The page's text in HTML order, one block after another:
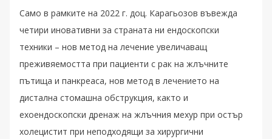
Само в рамките на 2022 г. доц. Карагьозов въвежда
четири иновативни за страната ни ендоскопски
техники – нов метод на лечение увеличаващ
преживяемостта при пациенти с рак на жлъчните
пътища и панкреаса, нов метод в лечението на
дистална стомашна обструкция, както и
ехоендоскопски дренаж на жлъчния мехур при остър
холецистит при неподходящи за хирургични